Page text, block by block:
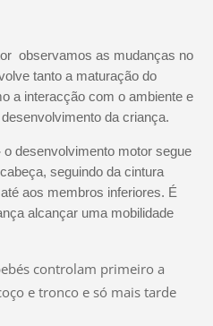
observamos as mudanças no
tanto a maturação do
a interacção com o ambiente e
da criança.
o desenvolvimento motor segue
seguindo da cintura
aos membros inferiores. É
alcançar uma mobilidade
controlam primeiro a
e tronco e só mais tarde